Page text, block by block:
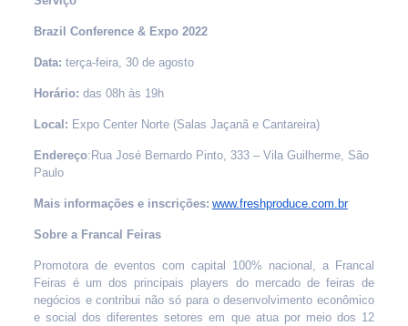
Brazil Conference & Expo 2022
Data: terça-feira, 30 de agosto
Horário: das 08h às 19h
Local: Expo Center Norte (Salas Jaçanã e Cantareira)
Endereço: Rua José Bernardo Pinto, 333 – Vila Guilherme, São
Paulo
Mais informações e inscrições: www.freshproduce.com.br
Sobre a Francal Feiras
Promotora de eventos com capital 100% nacional, a Francal
Feiras é um dos principais players do mercado de feiras de
negócios e contribui não só para o desenvolvimento econômico
e social dos diferentes setores em que atua por meio dos 12